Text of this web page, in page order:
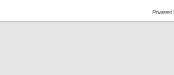
Powered